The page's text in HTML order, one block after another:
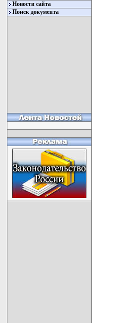
Новости сайта
Поиск документа